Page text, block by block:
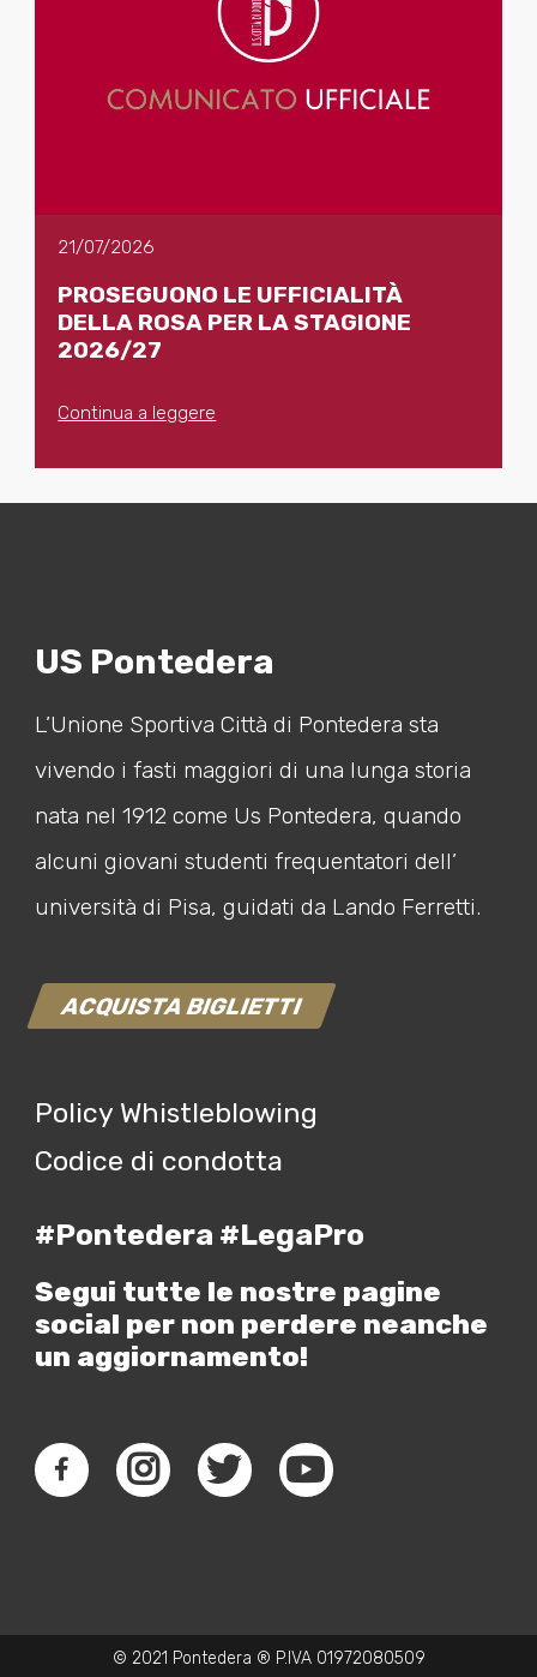
21/07/2026
PROSEGUONO LE UFFICIALITÀ
DELLA ROSA PER LA STAGIONE
2026/27
Continua a leggere
US Pontedera
L’Unione Sportiva Città di Pontedera sta
vivendo i fasti maggiori di una lunga storia
nata nel 1912 come Us Pontedera, quando
alcuni giovani studenti frequentatori dell’
università di Pisa, guidati da Lando Ferretti.
ACQUISTA BIGLIETTI
Policy Whistleblowing
Codice di condotta
#Pontedera #LegaPro
Segui tutte le nostre pagine
social per non perdere neanche
un aggiornamento!
© 2021 Pontedera ® P.IVA 01972080509